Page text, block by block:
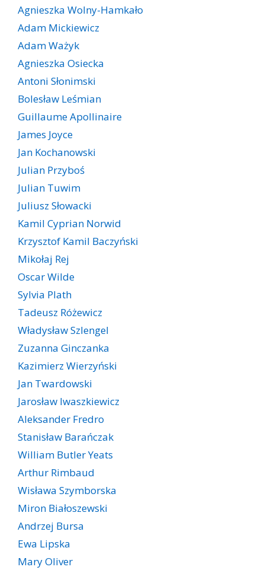
Agnieszka Wolny-Hamkało
Adam Mickiewicz
Adam Ważyk
Agnieszka Osiecka
Antoni Słonimski
Bolesław Leśmian
Guillaume Apollinaire
James Joyce
Jan Kochanowski
Julian Przyboś
Julian Tuwim
Juliusz Słowacki
Kamil Cyprian Norwid
Krzysztof Kamil Baczyński
Mikołaj Rej
Oscar Wilde
Sylvia Plath
Tadeusz Różewicz
Władysław Szlengel
Zuzanna Ginczanka
Kazimierz Wierzyński
Jan Twardowski
Jarosław Iwaszkiewicz
Aleksander Fredro
Stanisław Barańczak
William Butler Yeats
Arthur Rimbaud
Wisława Szymborska
Miron Białoszewski
Andrzej Bursa
Ewa Lipska
Mary Oliver